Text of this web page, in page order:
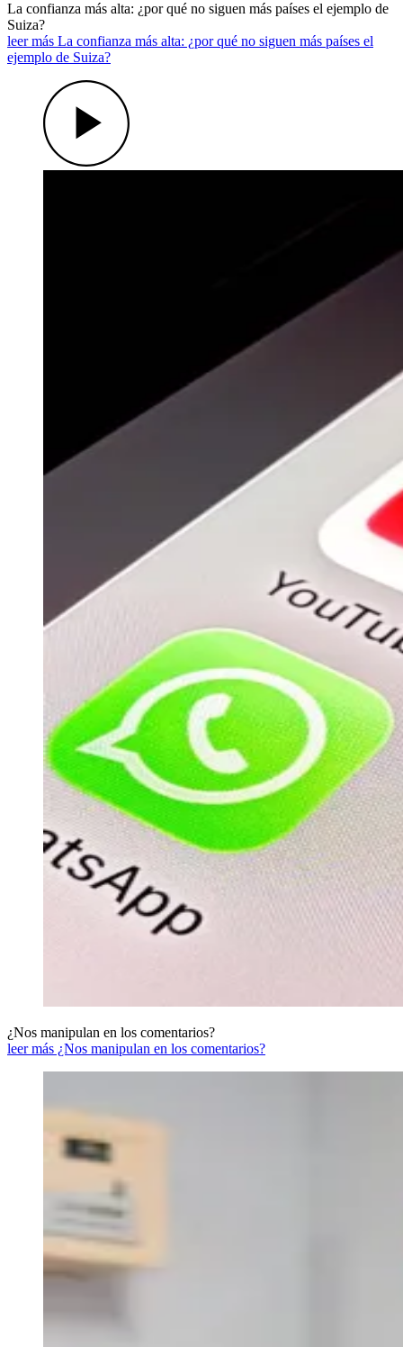
La confianza más alta: ¿por qué no siguen más países el ejemplo de
Suiza?
leer más La confianza más alta: ¿por qué no siguen más países el
ejemplo de Suiza?
¿Nos manipulan en los comentarios?
leer más ¿Nos manipulan en los comentarios?